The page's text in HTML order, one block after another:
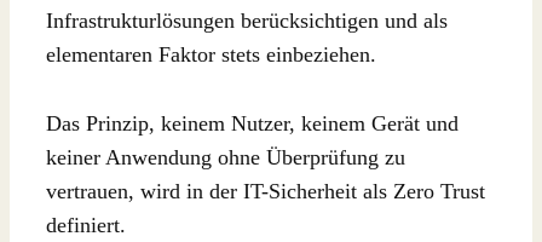
Infrastrukturlösungen berücksichtigen und als
elementaren Faktor stets einbeziehen.
Das Prinzip, keinem Nutzer, keinem Gerät und
keiner Anwendung ohne Überprüfung zu
vertrauen, wird in der IT-Sicherheit als Zero Trust
definiert.